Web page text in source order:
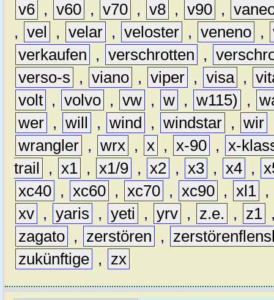
v6 , v60 , v70 , v8 , v90 ,
, vel , velar , veloster , veneno ,
verkaufen
, verschrotten ,
verso-s
, viano , viper , visa ,
volt , volvo , vw , w , w115) ,
wer , will , wind , windstar , wir
wrangler , wrx , x , x-90 , x-
trail
, x1 , x1/9 , x2 , x3 , x4 ,
xc40 , xc60 , xc70 , xc90 , xl1 ,
xv , yaris , yeti , yrv , z.e. , z1
zagato , zerstören ,
zukünftige , zx